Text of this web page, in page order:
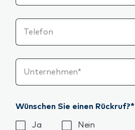
Wünschen Sie einen Rückruf?*
Wünschen Sie einen Rückruf?*
Ja Nein